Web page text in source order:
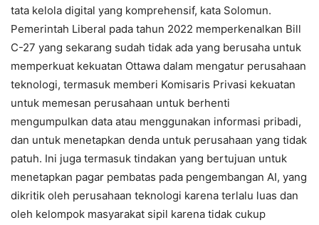
tata kelola digital yang komprehensif, kata Solomun.
Pemerintah Liberal pada tahun 2022 memperkenalkan Bill
C-27 yang sekarang sudah tidak ada yang berusaha untuk
memperkuat kekuatan Ottawa dalam mengatur perusahaan
teknologi, termasuk memberi Komisaris Privasi kekuatan
untuk memesan perusahaan untuk berhenti
mengumpulkan data atau menggunakan informasi pribadi,
dan untuk menetapkan denda untuk perusahaan yang tidak
patuh. Ini juga termasuk tindakan yang bertujuan untuk
menetapkan pagar pembatas pada pengembangan AI, yang
dikritik oleh perusahaan teknologi karena terlalu luas dan
oleh kelompok masyarakat sipil karena tidak cukup